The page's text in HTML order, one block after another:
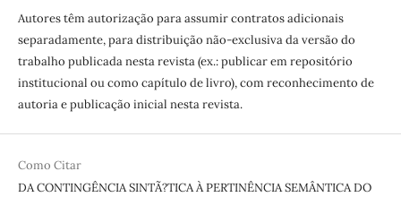
Autores têm autorização para assumir contratos adicionais
separadamente, para distribuição não-exclusiva da versão do
trabalho publicada nesta revista (ex.: publicar em repositório
institucional ou como capítulo de livro), com reconhecimento de
autoria e publicação inicial nesta revista.
Como Citar
DA CONTINGÊNCIA SINTÃ?TICA À PERTINÊNCIA SEMÂNTICA DO